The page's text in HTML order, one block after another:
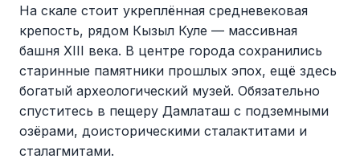
На скале стоит укреплённая средневековая
крепость, рядом Кызыл Куле — массивная
башня XIII века. В центре города сохранились
старинные памятники прошлых эпох, ещё здесь
богатый археологический музей. Обязательно
спуститесь в пещеру Дамлаташ с подземными
озёрами, доисторическими сталактитами и
сталагмитами.